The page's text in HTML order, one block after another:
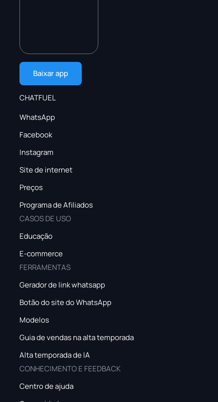
Baixar app
CHATFUEL
WhatsApp
Facebook
Instagram
Site de internet
Preços
Programa de Afiliados
CASOS DE USO
Educação
E-commerce
FERRAMENTAS
Gerador de link whatsapp
Botão do site do WhatsApp
Modelos
Guia de vendas na alta temporada
Alta temporada de IA
CONHECIMENTO E FEEDBACK
Centro de ajuda